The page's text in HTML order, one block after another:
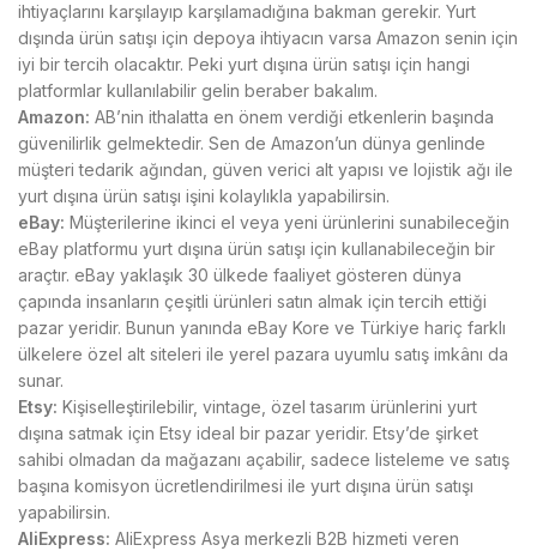
ihtiyaçlarını karşılayıp karşılamadığına bakman gerekir. Yurt
dışında ürün satışı için depoya ihtiyacın varsa Amazon senin için
iyi bir tercih olacaktır. Peki yurt dışına ürün satışı için hangi
platformlar kullanılabilir gelin beraber bakalım.
Amazon: AB’nin ithalatta en önem verdiği etkenlerin başında
güvenilirlik gelmektedir. Sen de Amazon’un dünya genlinde
müşteri tedarik ağından, güven verici alt yapısı ve lojistik ağı ile
yurt dışına ürün satışı işini kolaylıkla yapabilirsin.
eBay: Müşterilerine ikinci el veya yeni ürünlerini sunabileceğin
eBay platformu yurt dışına ürün satışı için kullanabileceğin bir
araçtır. eBay yaklaşık 30 ülkede faaliyet gösteren dünya
çapında insanların çeşitli ürünleri satın almak için tercih ettiği
pazar yeridir. Bunun yanında eBay Kore ve Türkiye hariç farklı
ülkelere özel alt siteleri ile yerel pazara uyumlu satış imkânı da
sunar.
Etsy: Kişiselleştirilebilir, vintage, özel tasarım ürünlerini yurt
dışına satmak için Etsy ideal bir pazar yeridir. Etsy’de şirket
sahibi olmadan da mağazanı açabilir, sadece listeleme ve satış
başına komisyon ücretlendirilmesi ile yurt dışına ürün satışı
yapabilirsin.
AliExpress: AliExpress Asya merkezli B2B hizmeti veren